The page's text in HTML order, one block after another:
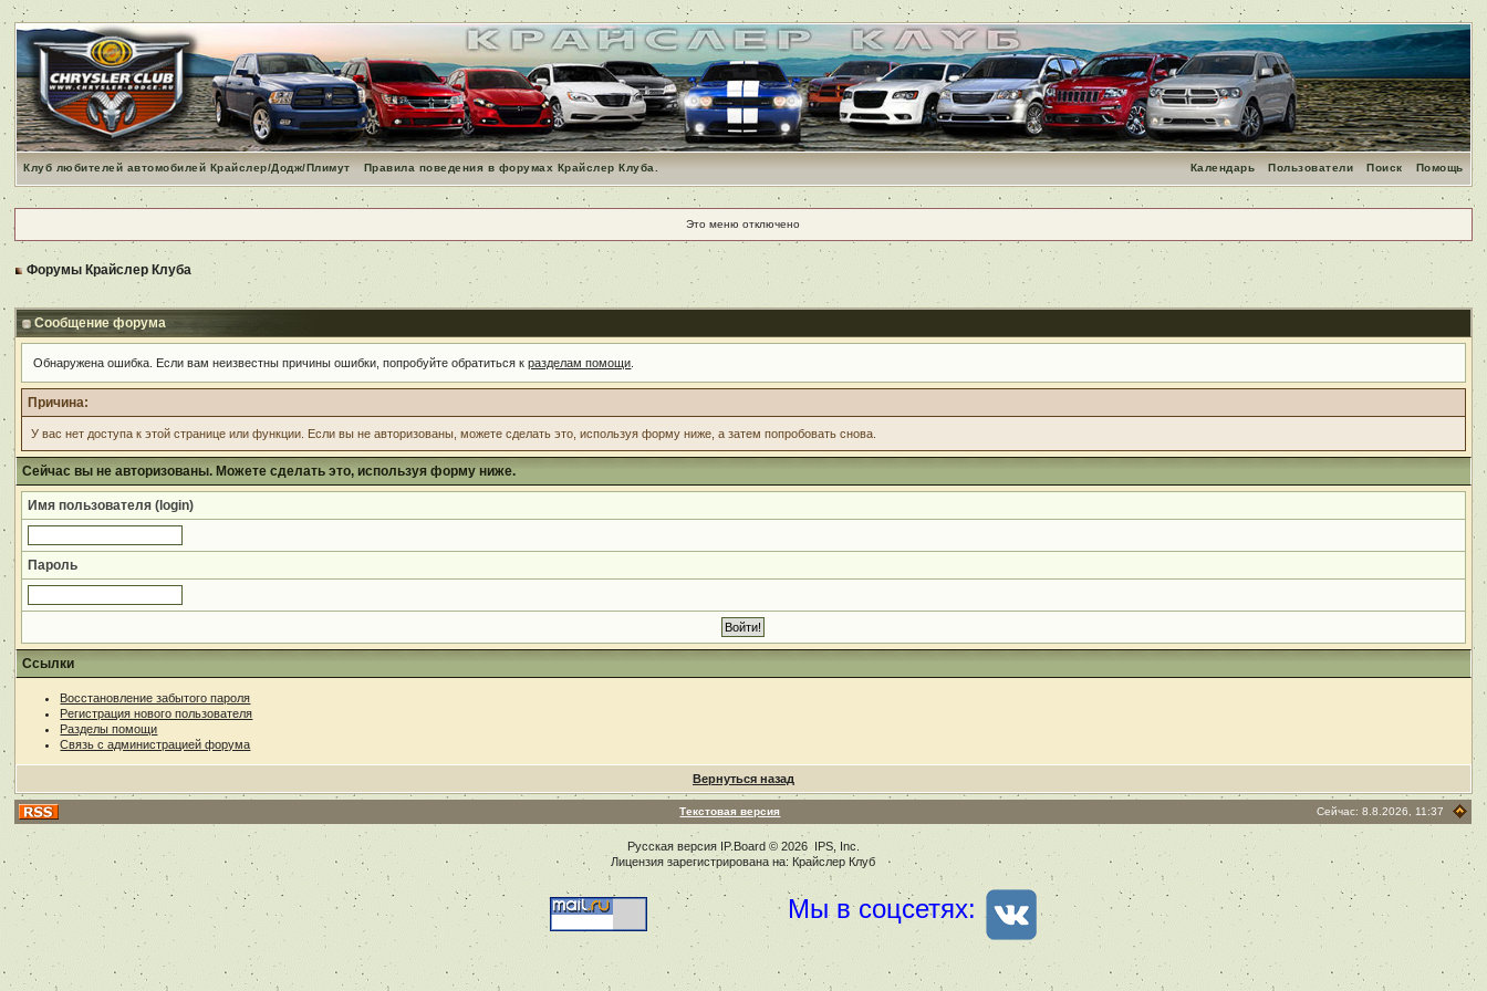
Клуб любителей автомобилей Крайслер/Додж/Плимут Правила поведения в форумах Крайслер Клуба. Помощь
Поиск
Пользователи
Календарь
Это меню отключено
Форумы Крайслер Клуба
Сообщение форума
Обнаружена ошибка. Если вам неизвестны причины ошибки, попробуйте обратиться кразделам помощи
Причина:
У вас нет доступа к этой странице или функции. Если вы не авторизованы, можете сделать это, используя форму ниже, а затем попробовать снова.
Сейчас вы не авторизованы. Можете сделать это, используя форму ниже.
Имя пользователя (login)
Пароль
Ссылки
Восстановление забытого пароля
Регистрация нового пользователя
Разделы помощи
Связь с администрацией форума
Вернуться назад
Текстовая версия Сейчас: 8.8.2026, 11:37
Русская версия IP.Board© 2026IPS, Inc
Лицензия зарегистрирована на: Крайслер Клуб
Мы в соцсетях: